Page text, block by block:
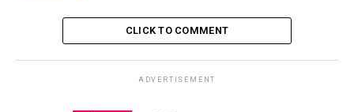
CLICK TO COMMENT
ADVERTISEMENT